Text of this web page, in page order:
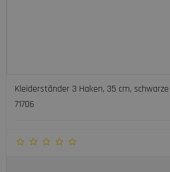
Kleiderständer 3 Haken, 35 cm, schwarze
71706